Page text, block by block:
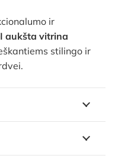
ir
aukšta vitrina
stilingo ir